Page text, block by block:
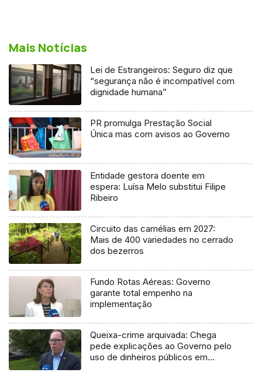
Mais Notícias
Lei de Estrangeiros: Seguro diz que
“segurança não é incompatível com
dignidade humana”
PR promulga Prestação Social
Única mas com avisos ao Governo
Entidade gestora doente em
espera: Luísa Melo substitui Filipe
Ribeiro
Circuito das camélias em 2027:
Mais de 400 variedades no cerrado
dos bezerros
Fundo Rotas Aéreas: Governo
garante total empenho na
implementação
Queixa-crime arquivada: Chega
pede explicações ao Governo pelo
uso de dinheiros públicos em